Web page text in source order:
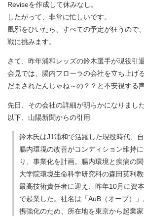
Reviseを作成して休みなし。
したがって、非常に忙しいです。
風邪をひいたら、すべての予定が狂うので
戦に挑みます。
さて、昨年浦和レッズの鈴木選手が現役引
会見では、腸内フローラの会社を立ち上げ
だまされたんじゃね～の？？と不安視する
先日、その会社の詳細が明らかになりました
以下、山陽新聞からの引用
鈴木氏はJ1浦和で活躍した現役時代、
腸内環境の改善がコンディション維持
り、事業化を計画。腸内環境と疾病の
大学院環境生命科学研究科の森田英利
最高技術責任者に迎え、昨年10月に資
で起業した。社名は「AuB（オーブ）
携強化のため、所在地を東京から起業